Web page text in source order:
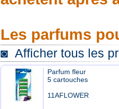
Les parfums
◙ Afficher tous les
Parfum fleur
5 cartouches
11AFLOWER